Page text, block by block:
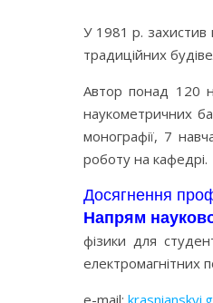
У 1981 р. захистив
традиційних
Автор понад 120
наукометричних
монографії, 7
роботу на кафедрі.
Досягнення
Напрям
фізики для
електромагнітних
e-mail: